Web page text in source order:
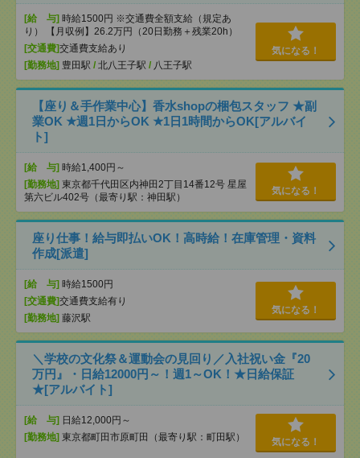
[給 与] 時給1500円 ※交通費全額支給（規定あ
り） 【月収例】26.2万円（20日勤務＋残業20h）
[交通費]交通費支給あり
[勤務地] 豊田駅 / 北八王子駅 / 八王子駅
気になる！
【座り＆手作業中心】香水shopの梱包スタッフ ★副
業OK ★週1日からOK ★1日1時間からOK[アルバイ
ト]
[給 与] 時給1,400円～
[勤務地] 東京都千代田区内神田2丁目14番12号 星屋
第六ビル402号（最寄り駅：神田駅）
気になる！
座り仕事！給与即払いOK！高時給！在庫管理・資料
作成[派遣]
[給 与] 時給1500円
[交通費]交通費支給有り
[勤務地] 藤沢駅
気になる！
＼学校の文化祭＆運動会の見回り／入社祝い金『20
万円』・日給12000円～！週1～OK！★日給保証
★[アルバイト]
[給 与] 日給12,000円～
[勤務地] 東京都町田市原町田（最寄り駅：町田駅） 気になる！